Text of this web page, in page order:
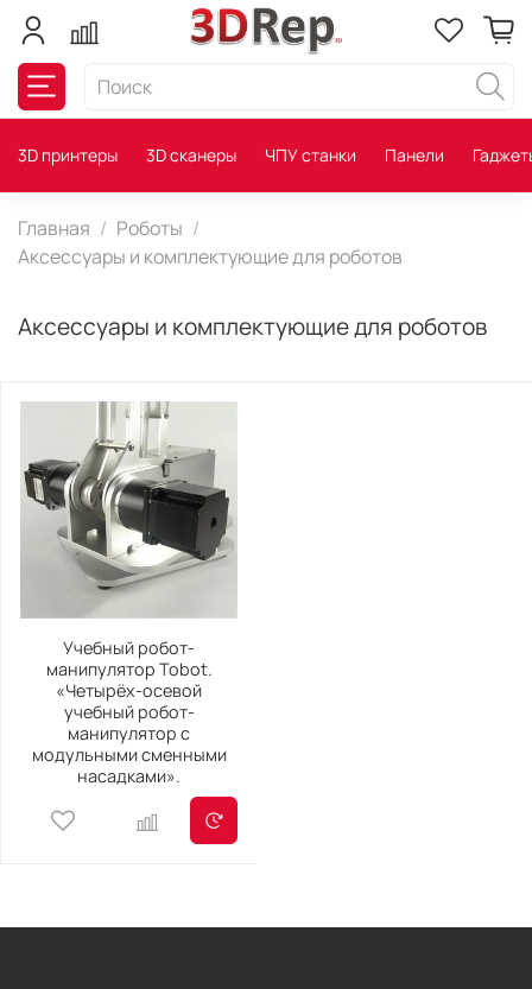
3D принтеры 3D сканеры ЧПУ станки Панели
Главная
Роботы
Аксессуары и комплектующие для роботов
Аксессуары и комплектующие для роботов
Учебный робот-
манипулятор Tobot.
«Четырёх-осевой
учебный робот-
манипулятор с
модульными сменными
насадками».